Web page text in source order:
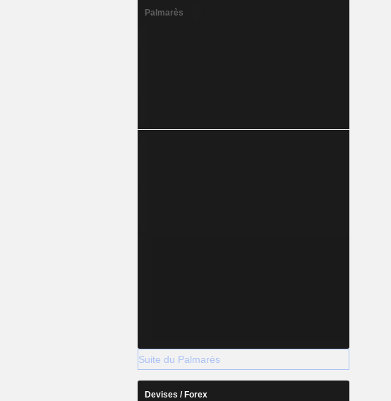
Palmarès
Suite du Palmarès
Devises / Forex